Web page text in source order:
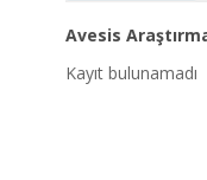
Avesis
Kayıt bulunamadı